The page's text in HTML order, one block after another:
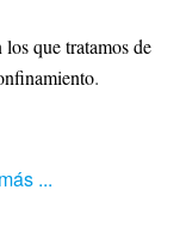
que tratamos de
.
...